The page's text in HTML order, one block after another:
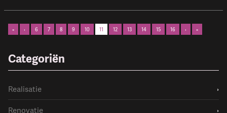
« ‹ 6 7 8 9 10 11 12 13 14 15 16 › »
Categoriën
Realisatie
›
Renovatie
›